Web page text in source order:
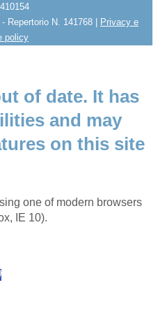
Repertorio N. 141768 | Privacy e
policy
of date. It has
and may
on this site
one of modern browsers
IE 10).